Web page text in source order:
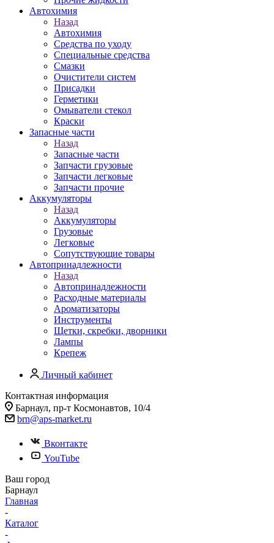
Автохимия
Назад
Автохимия
Средства по уходу
Специальные средства
Смазки
Очистители систем
Присадки
Герметики
Омыватели стекол
Краски
Запасные части
Назад
Запасные части
Запчасти грузовые
Запчасти легковые
Запчасти прочие
Аккумуляторы
Назад
Аккумуляторы
Грузовые
Легковые
Сопутствующие товары
Автопринадлежности
Назад
Автопринадлежности
Расходные материалы
Ароматизаторы
Инструменты
Щетки, скребки, дворники
Лампы
Крепеж
Личный кабинет
Контактная информация
Барнаул, пр-т Космонавтов, 10/4
brn@aps-market.ru
Вконтакте
YouTube
Ваш город
Барнаул
Главная
-
Каталог
-